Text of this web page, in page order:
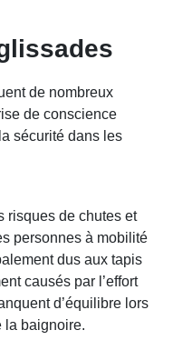
de nombreux
de conscience
sécurité dans les
risques de chutes et
personnes à mobilité
dus aux tapis
causés par l’effort
d’équilibre lors
la baignoire.